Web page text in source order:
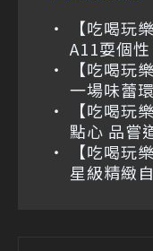
【吃喝玩
A11耍個
【吃喝玩
一場味蕾
【吃喝玩
點心 品嘗
【吃喝玩
星級精緻